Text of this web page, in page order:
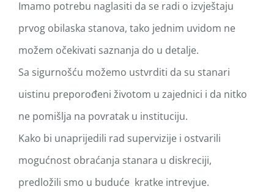
Imamo potrebu naglasiti da se radi o izvještaju
prvog obilaska stanova, tako jednim uvidom ne
možem očekivati saznanja do u detalje.
Sa sigurnošću možemo ustvrditi da su stanari
uistinu preporođeni životom u zajednici i da nitko
ne pomišlja na povratak u instituciju.
Kako bi unaprijedili rad supervizije i ostvarili
mogućnost obraćanja stanara u diskreciji,
predložili smo u buduće kratke intrevjue.